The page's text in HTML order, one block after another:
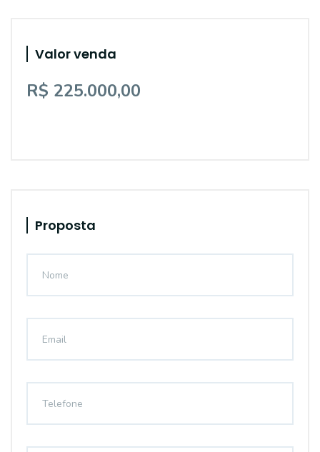
Valor venda
R$ 225.000,00
Proposta